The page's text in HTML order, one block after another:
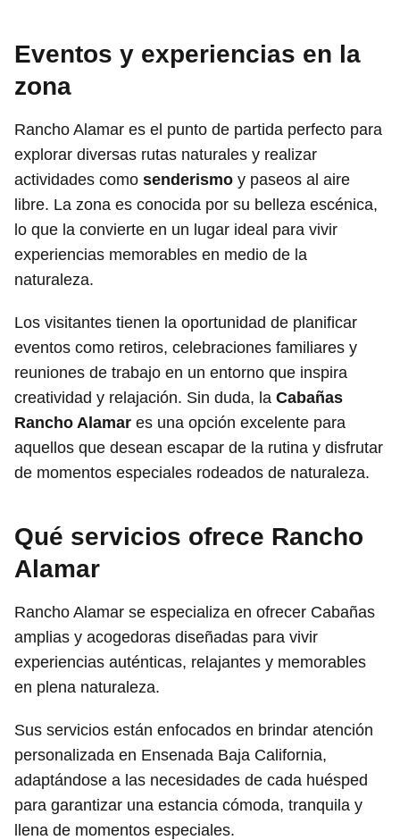
Eventos y experiencias en la
zona
Rancho Alamar es el punto de partida perfecto para
explorar diversas rutas naturales y realizar
actividades como senderismo y paseos al aire
libre. La zona es conocida por su belleza escénica,
lo que la convierte en un lugar ideal para vivir
experiencias memorables en medio de la
naturaleza.
Los visitantes tienen la oportunidad de planificar
eventos como retiros, celebraciones familiares y
reuniones de trabajo en un entorno que inspira
creatividad y relajación. Sin duda, la Cabañas
Rancho Alamar es una opción excelente para
aquellos que desean escapar de la rutina y disfrutar
de momentos especiales rodeados de naturaleza.
Qué servicios ofrece Rancho
Alamar
Rancho Alamar se especializa en ofrecer Cabañas
amplias y acogedoras diseñadas para vivir
experiencias auténticas, relajantes y memorables
en plena naturaleza.
Sus servicios están enfocados en brindar atención
personalizada en Ensenada Baja California,
adaptándose a las necesidades de cada huésped
para garantizar una estancia cómoda, tranquila y
llena de momentos especiales.